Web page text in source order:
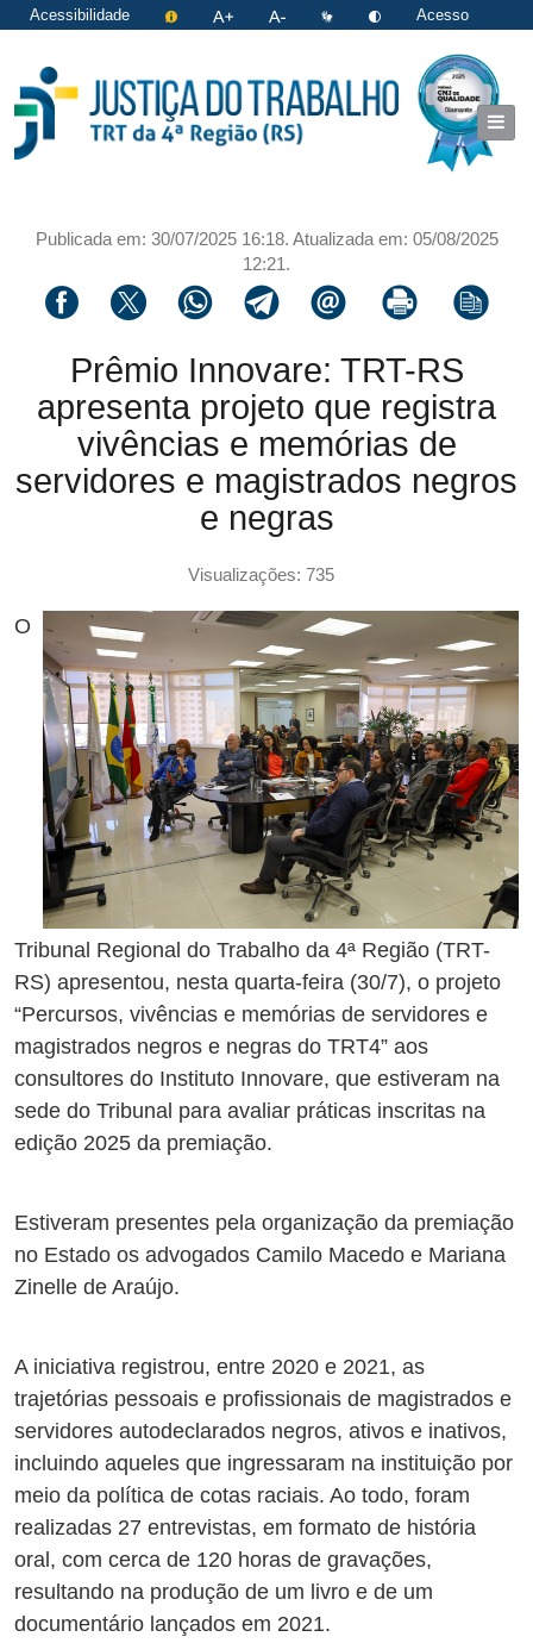
Acessibilidade
Acesso
Publicada em: 30/07/2025 16:18. Atualizada em: 05/08/2025
12:21.
Compartilhar via facebook
Compartilhar via twitter
Compartilhar via whatsapp
Compartilhar via telegram
Compartilhar via email
Imprimir a página
Copiar
Prêmio Innovare: TRT-RS
apresenta projeto que registra
vivências e memórias de
servidores e magistrados negros
e negras
Visualizações: 735
O
Tribunal Regional do Trabalho da 4ª Região (TRT-
RS) apresentou, nesta quarta-feira (30/7), o projeto
“Percursos, vivências e memórias de servidores e
magistrados negros e negras do TRT4” aos
consultores do Instituto Innovare, que estiveram na
sede do Tribunal para avaliar práticas inscritas na
edição 2025 da premiação.
Estiveram presentes pela organização da premiação
no Estado os advogados Camilo Macedo e Mariana
Zinelle de Araújo.
A iniciativa registrou, entre 2020 e 2021, as
trajetórias pessoais e profissionais de magistrados e
servidores autodeclarados negros, ativos e inativos,
incluindo aqueles que ingressaram na instituição por
meio da política de cotas raciais. Ao todo, foram
realizadas 27 entrevistas, em formato de história
oral, com cerca de 120 horas de gravações,
resultando na produção de um livro e de um
documentário lançados em 2021.